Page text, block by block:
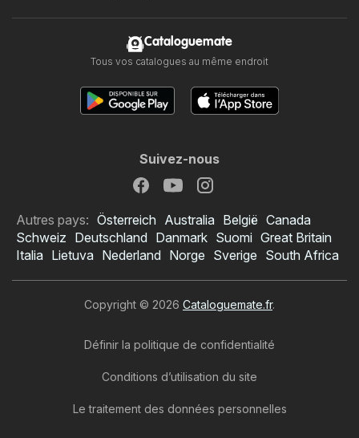
Cataloguemate
Tous vos catalogues au même endroit
Suivez-nous
Autres pays: Österreich Australia België Canada
Schweiz Deutschland Danmark Suomi Great Britain
Italia Lietuva Nederland Norge Sverige South Africa
Copyright © 2026 Cataloguemate.fr.
Définir la politique de confidentialité
Conditions d’utilisation du site
Le traitement des données personnelles